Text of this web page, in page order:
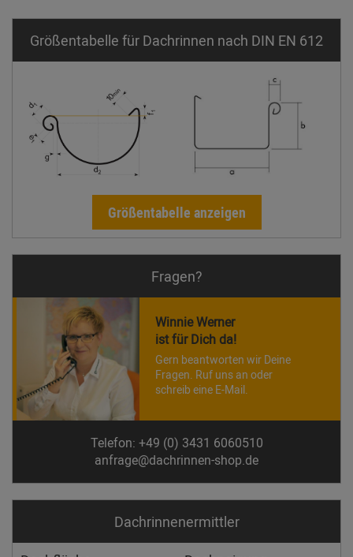
Größentabelle für Dachrinnen nach DIN EN 612
Größentabelle anzeigen
Fragen?
Winnie Werner
ist für Dich da!
Gern beantworten wir Deine
Fragen. Ruf uns an oder
schreib eine E-Mail.
Telefon: +49 (0) 3431 6060510
anfrage@dachrinnen-shop.de
Dachrinnen­ermittler